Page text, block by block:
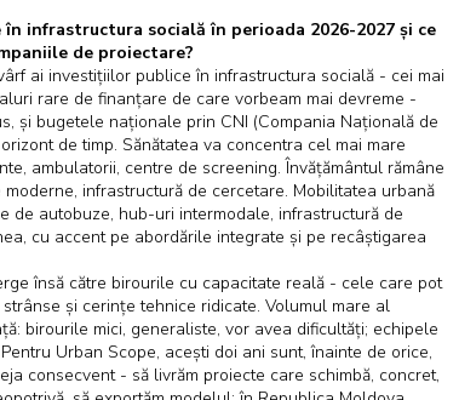
infrastructura socială în perioada 2026-2027 și ce
de proiectare?
ai investițiilor publice în infrastructura socială - cei mai
rare de finanțare de care vorbeam mai devreme -
și bugetele naționale prin CNI (Compania Națională de
de timp. Sănătatea va concentra cel mai mare
ambulatorii, centre de screening. Învățământul rămâne
infrastructură de cercetare. Mobilitatea urbană
autobuze, hub-uri intermodale, infrastructură de
cu accent pe abordările integrate și pe recâștigarea
însă către birourile cu capacitate reală - cele care pot
și cerințe tehnice ridicate. Volumul mare al
birourile mici, generaliste, vor avea dificultăți; echipele
Urban Scope, acești doi ani sunt, înainte de orice,
consecvent - să livrăm proiecte care schimbă, concret,